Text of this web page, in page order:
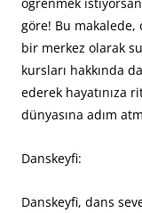
göre! Bu makalede,
bir merkez olarak
kursları hakkında
ederek hayatınıza
dünyasına adım
Danskeyfi:
Danskeyfi, dans